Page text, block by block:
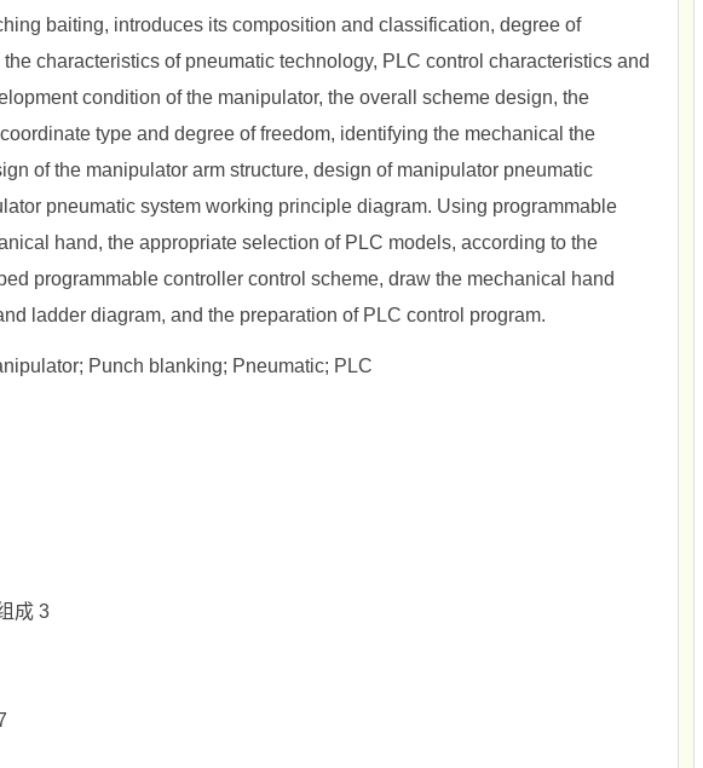
baiting, introduces its composition and classification, degree of
characteristics of pneumatic technology, PLC control characteristics and
condition of the manipulator, the overall scheme design, the
type and degree of freedom, identifying the mechanical the
of the manipulator arm structure, design of manipulator pneumatic
pneumatic system working principle diagram. Using programmable
hand, the appropriate selection of PLC models, according to the
programmable controller control scheme, draw the mechanical hand
ladder diagram, and the preparation of PLC control program.
Punch blanking; Pneumatic; PLC
成 3